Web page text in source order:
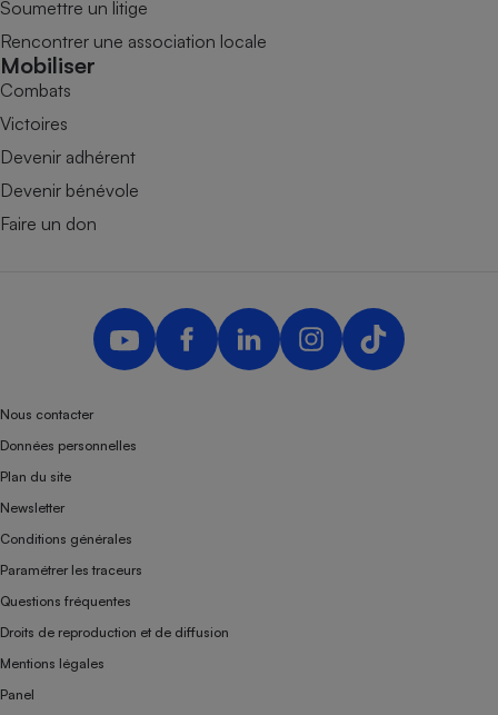
Soumettre un litige
Rencontrer une association locale
Mobiliser
Combats
Victoires
Devenir adhérent
Devenir bénévole
Faire un don
Nous contacter
Données personnelles
Plan du site
Newsletter
Conditions générales
Paramétrer les traceurs
Questions fréquentes
Droits de reproduction et de diffusion
Mentions légales
Panel